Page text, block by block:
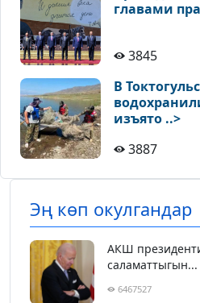
главами
3845
В
изъято ..>
3887
Эң көп окулгандар
АКШ
саламаттыгын...
6467527